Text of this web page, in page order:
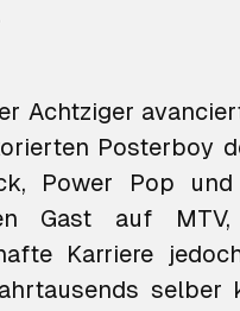
Achtziger
Posterboy
Power Pop
Gast auf
Karriere
selber